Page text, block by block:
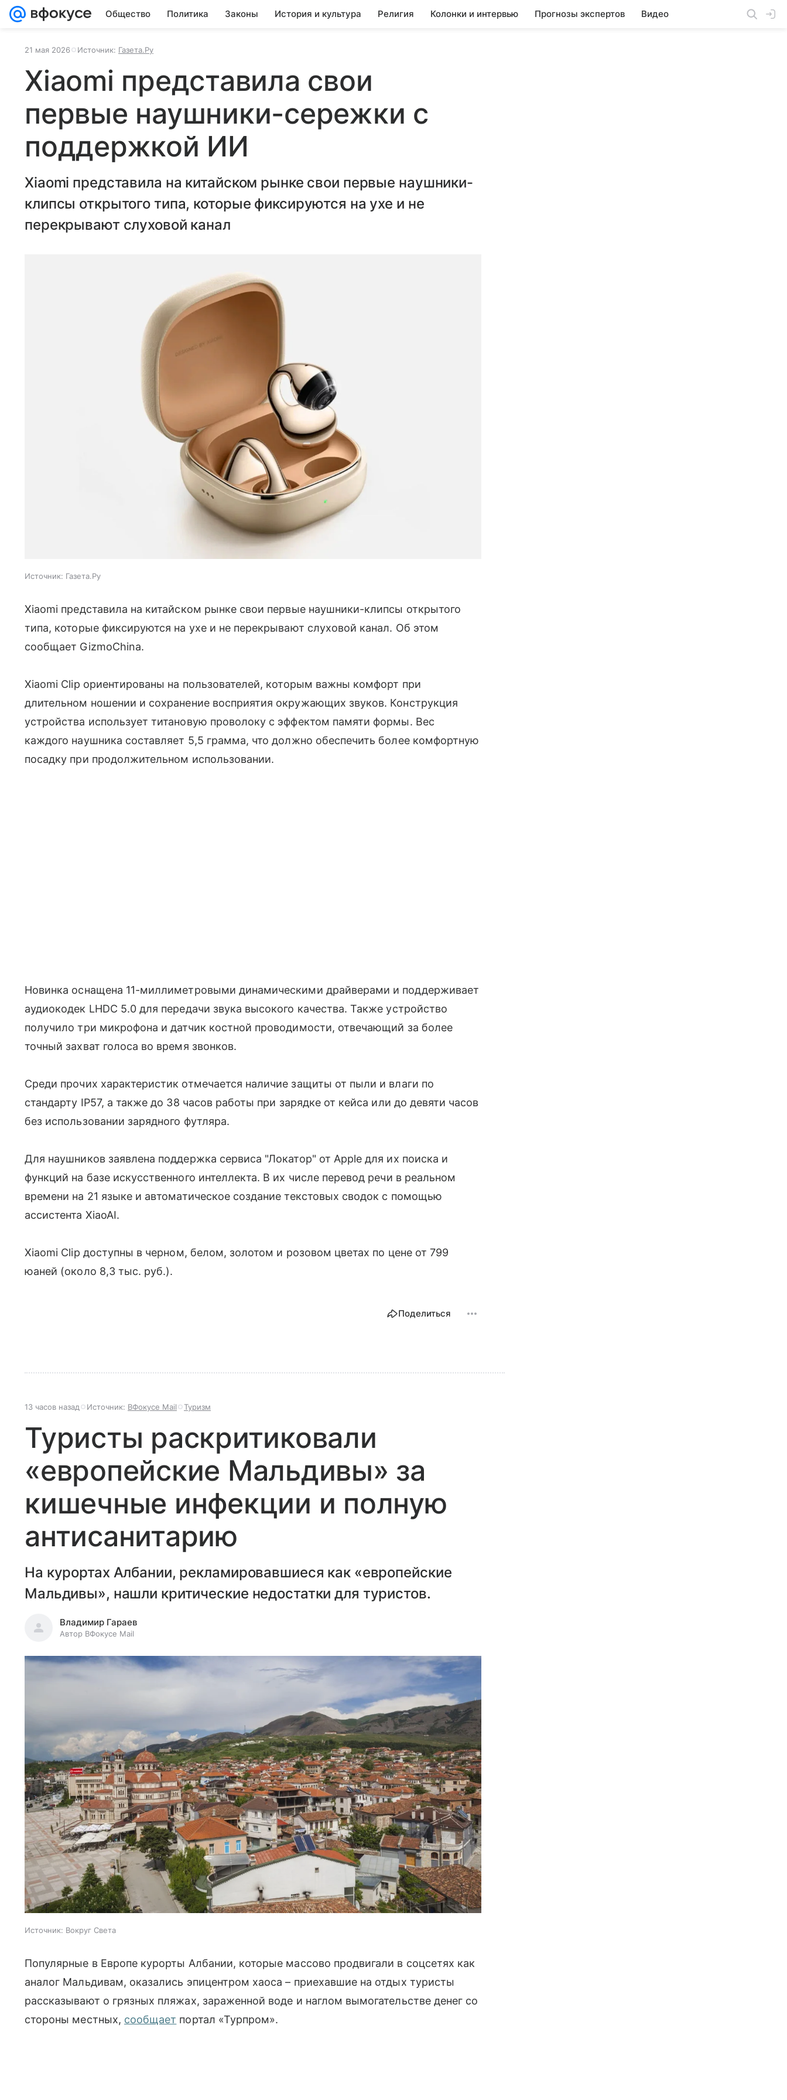
Общество Политика Законы История и культура Религия Колонки и интервью Прогнозы экспертов Видео
21 мая 2026 Источник: Газета.Ру
Xiaomi представила свои
первые наушники-сережки с
поддержкой ИИ
Xiaomi представила на китайском рынке свои первые наушники-
клипсы открытого типа, которые фиксируются на ухе и не
перекрывают слуховой канал
Источник: Газета.Ру
Xiaomi представила на китайском рынке свои первые наушники-клипсы открытого
типа, которые фиксируются на ухе и не перекрывают слуховой канал. Об этом
сообщает GizmoChina.
Xiaomi Clip ориентированы на пользователей, которым важны комфорт при
длительном ношении и сохранение восприятия окружающих звуков. Конструкция
устройства использует титановую проволоку с эффектом памяти формы. Вес
каждого наушника составляет 5,5 грамма, что должно обеспечить более комфортную
посадку при продолжительном использовании.
Новинка оснащена 11-миллиметровыми динамическими драйверами и поддерживает
аудиокодек LHDC 5.0 для передачи звука высокого качества. Также устройство
получило три микрофона и датчик костной проводимости, отвечающий за более
точный захват голоса во время звонков.
Среди прочих характеристик отмечается наличие защиты от пыли и влаги по
стандарту IP57, а также до 38 часов работы при зарядке от кейса или до девяти часов
без использовании зарядного футляра.
Для наушников заявлена поддержка сервиса "Локатор" от Apple для их поиска и
функций на базе искусственного интеллекта. В их числе перевод речи в реальном
времени на 21 языке и автоматическое создание текстовых сводок с помощью
ассистента XiaoAI.
Xiaomi Clip доступны в черном, белом, золотом и розовом цветах по цене от 799
юаней (около 8,3 тыс. руб.).
Поделиться
13 часов назад Источник: ВФокусе Mail Туризм
Туристы раскритиковали
«европейские Мальдивы» за
кишечные инфекции и полную
антисанитарию
На курортах Албании, рекламировавшиеся как «европейские
Мальдивы», нашли критические недостатки для туристов.
Владимир Гараев
Автор ВФокусе Mail
Источник: Вокруг Света
Популярные в Европе курорты Албании, которые массово продвигали в соцсетях как
аналог Мальдивам, оказались эпицентром хаоса – приехавшие на отдых туристы
рассказывают о грязных пляжах, зараженной воде и наглом вымогательстве денег со
стороны местных, сообщает портал «Турпром».